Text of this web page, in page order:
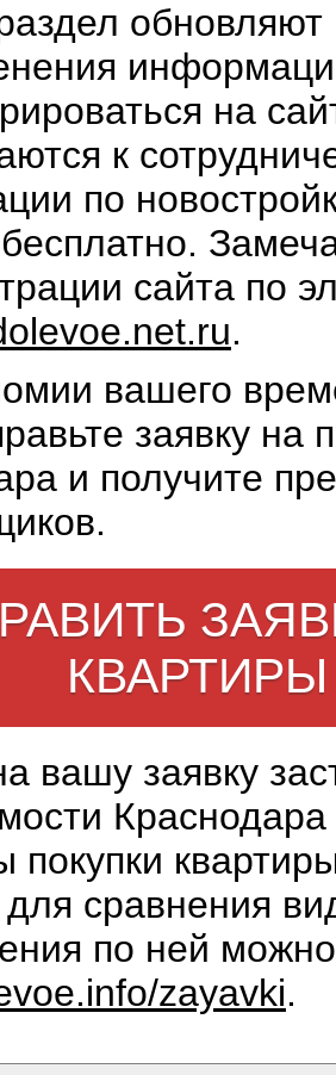
обновляют
на
к
по
сайта по
.
вашего
заявку на
и получите
вашу заявку
покупки
сравнения
по ней
zayavki.